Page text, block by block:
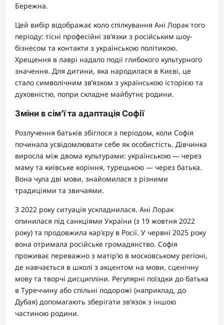
Бережна.
Цей вибір відображає коло спілкування Ані Лорак того
періоду: тісні професійні зв’язки з російським шоу-
бізнесом та контакти з українською політикою.
Хрещення в лаврі надало події глибокого культурного
значення. Для дитини, яка народилася в Києві, це
стало символічним зв’язком з українською історією та
духовністю, попри складне майбутнє родини.
Зміни в сім’ї та адаптація Софії
Розлучення батьків збіглося з періодом, коли Софія
починала усвідомлювати себе як особистість. Дівчинка
виросла між двома культурами: українською — через
маму та київське коріння, турецькою — через батька.
Вона чула дві мови, знайомилася з різними
традиціями та звичаями.
З 2022 року ситуація ускладнилася. Ані Лорак
опинилася під санкціями України (з 19 жовтня 2022
року) та продовжила кар’єру в Росії. У червні 2025 року
вона отримала російське громадянство. Софія
проживає переважно з матір’ю в московському регіоні,
де навчається в школі з акцентом на мови, сценічну
мову та творчі дисципліни. Регулярні поїздки до батька
в Туреччину або спільні подорожі (наприклад, до
Дубая) допомагають зберігати зв’язок з іншою
частиною родини.